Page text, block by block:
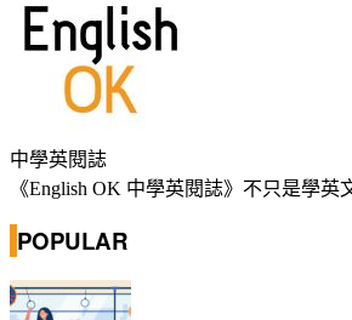
中學英閱誌
《English OK 中學英閱誌》不只是學
POPULAR